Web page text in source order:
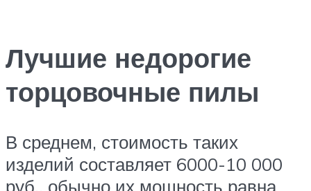
Лучшие недорогие
торцовочные пилы
В среднем, стоимость таких
изделий составляет 6000-10 000
руб., обычно их мощность равна